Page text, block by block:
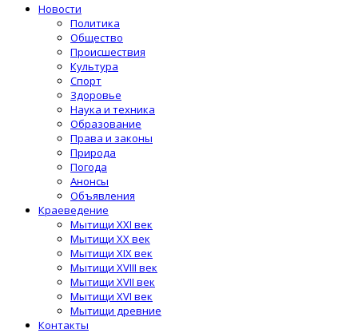
Новости
Политика
Общество
Происшествия
Культура
Спорт
Здоровье
Наука и техника
Образование
Права и законы
Природа
Погода
Анонсы
Объявления
Краеведение
Мытищи XXI век
Мытищи XX век
Мытищи XIX век
Мытищи XVIII век
Мытищи XVII век
Мытищи XVI век
Мытищи древние
Контакты